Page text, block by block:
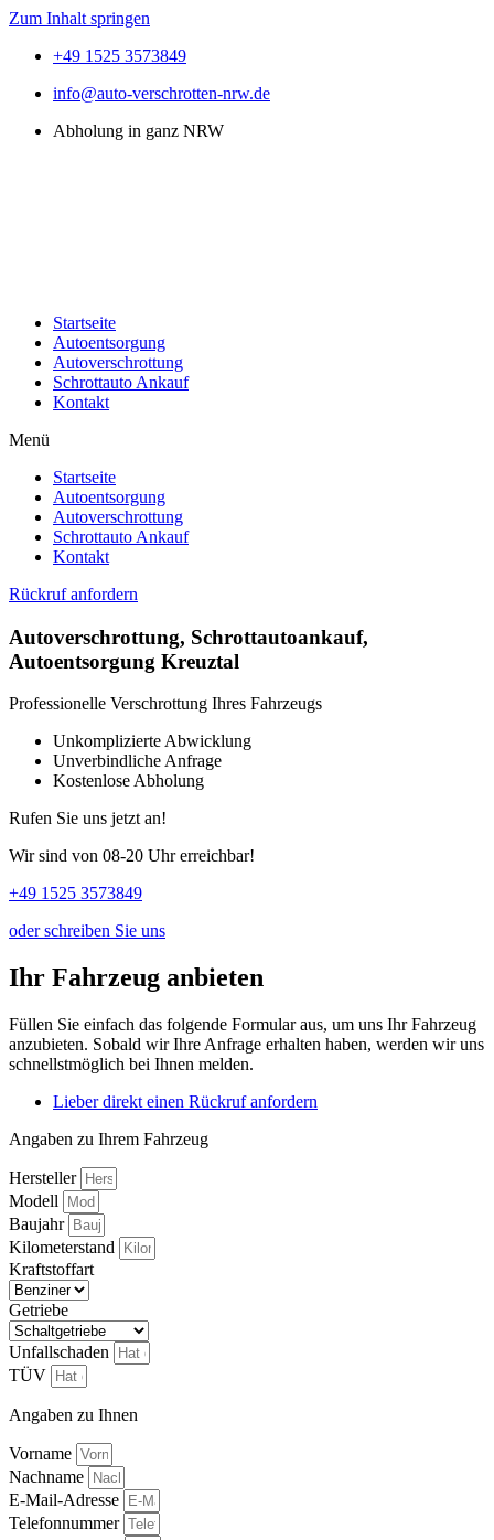
Zum Inhalt springen
+49 1525 3573849
info@auto-verschrotten-nrw.de
Abholung in ganz NRW
Startseite
Autoentsorgung
Autoverschrottung
Schrottauto Ankauf
Kontakt
Menü
Startseite
Autoentsorgung
Autoverschrottung
Schrottauto Ankauf
Kontakt
Rückruf anfordern
Autoverschrottung, Schrottautoankauf,
Autoentsorgung Kreuztal
Professionelle Verschrottung Ihres Fahrzeugs
Unkomplizierte Abwicklung
Unverbindliche Anfrage
Kostenlose Abholung
Rufen Sie uns jetzt an!
Wir sind von 08-20 Uhr erreichbar!
+49 1525 3573849
oder schreiben Sie uns
Ihr Fahrzeug anbieten
Füllen Sie einfach das folgende Formular aus, um uns Ihr Fahrzeug
anzubieten. Sobald wir Ihre Anfrage erhalten haben, werden wir uns
schnellstmöglich bei Ihnen melden.
Lieber direkt einen Rückruf anfordern
Angaben zu Ihrem Fahrzeug
Hersteller
Modell
Baujahr
Kilometerstand
Kraftstoffart
Getriebe
Unfallschaden
TÜV
Angaben zu Ihnen
Vorname
Nachname
E-Mail-Adresse
Telefonnummer